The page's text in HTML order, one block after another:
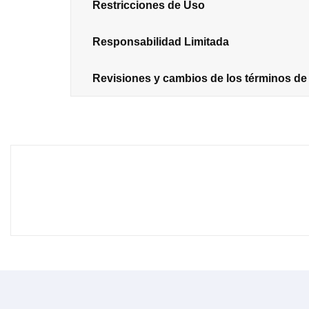
Restricciones de Uso
Responsabilidad Limitada
Revisiones y cambios de los términos